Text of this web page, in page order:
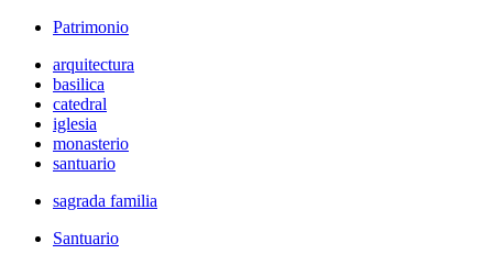
Patrimonio
arquitectura
basilica
catedral
iglesia
monasterio
santuario
sagrada familia
Santuario